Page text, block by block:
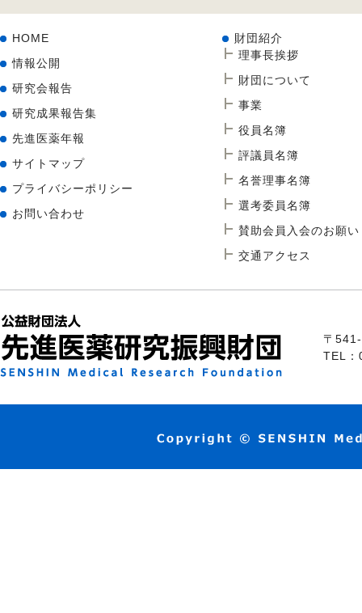
HOME
情報公開
研究会報告
研究成果報告集
先進医薬年報
サイトマップ
プライバシーポリシー
お問い合わせ
財団紹介
理事長挨拶
財団について
事業
役員名簿
評議員名簿
名誉理事名簿
選考委員名簿
賛助会員入会のお願い
交通アクセス
〒
TEL